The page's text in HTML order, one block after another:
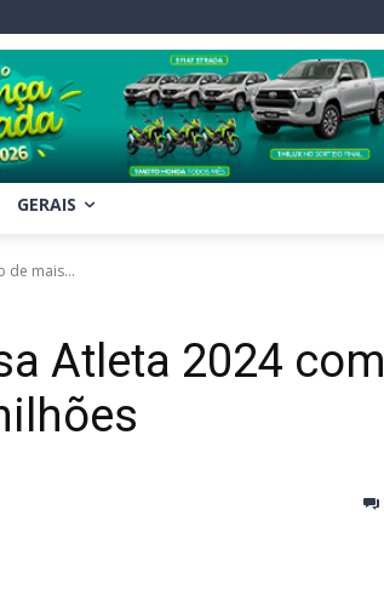
GERAIS
de mais...
Atleta 2024 com